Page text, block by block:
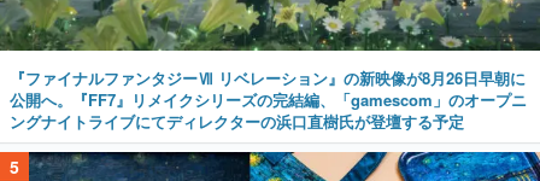
『ファイナルファンタジーⅦ リベレーション』の新映像が8月26日早朝に
公開へ。『FF7』リメイクシリーズの完結編、「gamescom」のオープニ
ングナイトライブにてディレクターの浜口直樹氏が登壇する予定
5